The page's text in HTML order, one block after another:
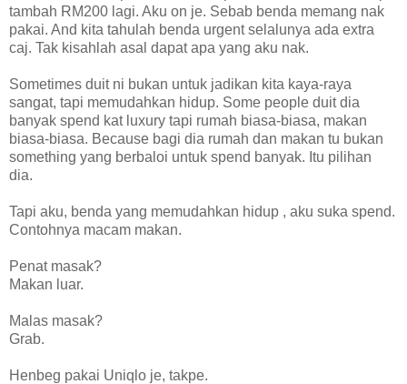
tambah RM200 lagi. Aku on je. Sebab benda memang nak
pakai. And kita tahulah benda urgent selalunya ada extra
caj. Tak kisahlah asal dapat apa yang aku nak.
Sometimes duit ni bukan untuk jadikan kita kaya-raya
sangat, tapi memudahkan hidup. Some people duit dia
banyak spend kat luxury tapi rumah biasa-biasa, makan
biasa-biasa. Because bagi dia rumah dan makan tu bukan
something yang berbaloi untuk spend banyak. Itu pilihan
dia.
Tapi aku, benda yang memudahkan hidup , aku suka spend.
Contohnya macam makan.
Penat masak?
Makan luar.
Malas masak?
Grab.
Henbeg pakai Uniqlo je, takpe.